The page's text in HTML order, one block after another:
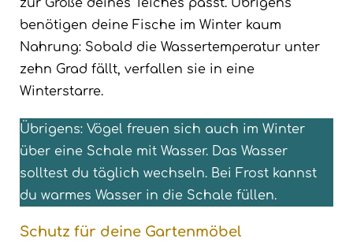
zur Größe deines Teiches passt. Übrigens
benötigen deine Fische im Winter kaum
Nahrung: Sobald die Wassertemperatur unter
zehn Grad fällt, verfallen sie in eine
Winterstarre.
Übrigens: Vögel freuen sich auch im Winter
über eine Schale mit Wasser. Das Wasser
solltest du täglich wechseln. Bei Frost kannst
du warmes Wasser in die Schale füllen.
Schutz für deine Gartenmöbel